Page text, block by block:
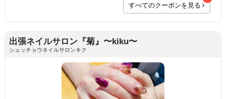
すべてのクーポンを見る
出張ネイルサロン『菊』〜kiku〜
シュッチョウネイルサロンキク